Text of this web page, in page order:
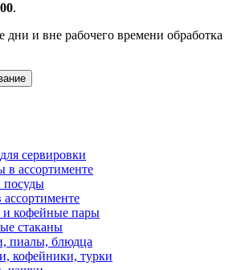
.
и вне рабочего времени
сервировки
в ассортименте
кофейные пары
стаканы
пиалы, блюдца
кофейники, турки